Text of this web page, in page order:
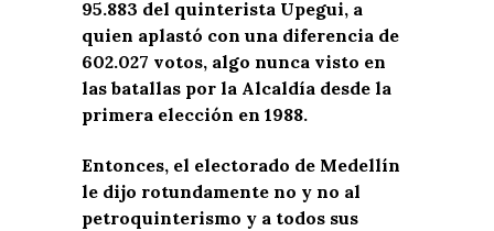
95.883 del quinterista Upegui, a
quien aplastó con una diferencia de
602.027 votos, algo nunca visto en
las batallas por la Alcaldía desde la
primera elección en 1988.
Entonces, el electorado de Medellín
le dijo rotundamente no y no al
petroquinterismo y a todos sus